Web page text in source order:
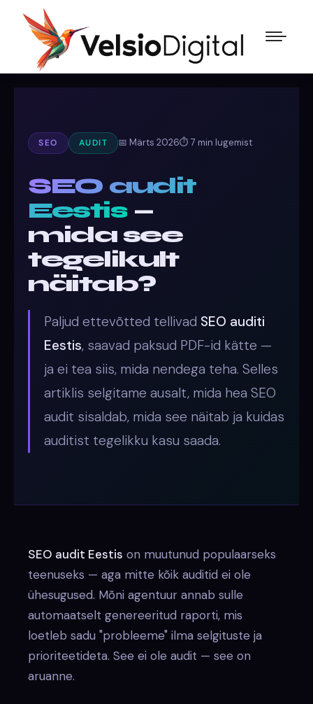
SEO AUDIT 📅 Märts 2026⏱ 7 min lugemist
SEO audit
Eestis —
mida see
tegelikult
näitab?
Paljud ettevõtted tellivad SEO auditi
Eestis, saavad paksud PDF-id kätte —
ja ei tea siis, mida nendega teha. Selles
artiklis selgitame ausalt, mida hea SEO
audit sisaldab, mida see näitab ja kuidas
auditist tegelikku kasu saada.
SEO audit Eestis on muutunud populaarseks
teenuseks — aga mitte kõik auditid ei ole
ühesugused. Mõni agentuur annab sulle
automaatselt genereeritud raporti, mis
loetleb sadu "probleeme" ilma selgituste ja
prioriteetideta. See ei ole audit — see on
aruanne.